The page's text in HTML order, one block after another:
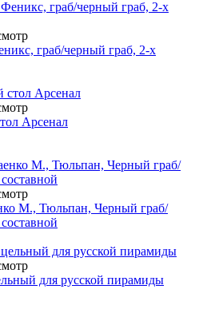
граб/черный граб, 2-х
Арсенал
М., Тюльпан, Черный граб/
для русской пирамиды